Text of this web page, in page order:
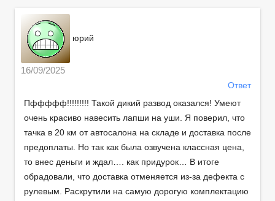
юрий
16/09/2025
Ответ
Пффффф!!!!!!!!! Такой дикий развод оказался! Умеют
очень красиво навесить лапши на уши. Я поверил, что
тачка в 20 км от автосалона на складе и доставка после
предоплаты. Но так как была озвучена классная цена,
то внес деньги и ждал…. как придурок… В итоге
обрадовали, что доставка отменяется из-за дефекта с
рулевым. Раскрутили на самую дорогую комплектацию